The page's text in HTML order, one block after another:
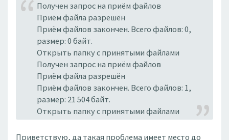
Получен запрос на приём файлов
Приём файла разрешён
Приём файлов закончен. Всего файлов: 0,
размер: 0 байт.
Открыть папку с принятыми файлами
Получен запрос на приём файлов
Приём файла разрешён
Приём файлов закончен. Всего файлов: 1,
размер: 21 504 байт.
Открыть папку с принятыми файлами
Приветствую, да такая проблема имеет место до